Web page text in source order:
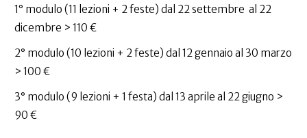
1° modulo (11 lezioni + 2 feste) dal 22 settembre al 22
dicembre > 110 €
2° modulo (10 lezioni + 2 feste) dal 12 gennaio al 30 marzo
> 100 €
3° modulo (9 lezioni + 1 festa) dal 13 aprile al 22 giugno >
90 €